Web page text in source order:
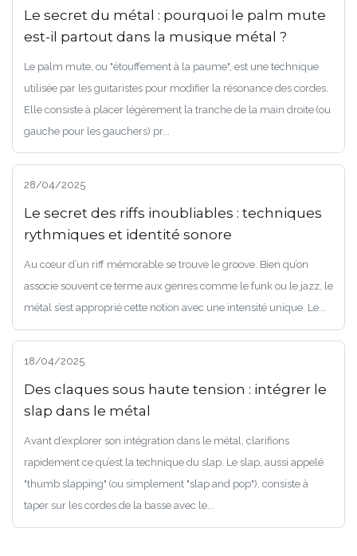
Le secret du métal : pourquoi le palm mute
est-il partout dans la musique métal ?
Le palm mute, ou "étouffement à la paume", est une technique
utilisée par les guitaristes pour modifier la résonance des cordes.
Elle consiste à placer légèrement la tranche de la main droite (ou
gauche pour les gauchers) pr...
28/04/2025
Le secret des riffs inoubliables : techniques
rythmiques et identité sonore
Au cœur d’un riff mémorable se trouve le groove. Bien qu’on
associe souvent ce terme aux genres comme le funk ou le jazz, le
métal s’est approprié cette notion avec une intensité unique. Le...
18/04/2025
Des claques sous haute tension : intégrer le
slap dans le métal
Avant d’explorer son intégration dans le métal, clarifions
rapidement ce qu’est la technique du slap. Le slap, aussi appelé
"thumb slapping" (ou simplement "slap and pop"), consiste à
taper sur les cordes de la basse avec le...